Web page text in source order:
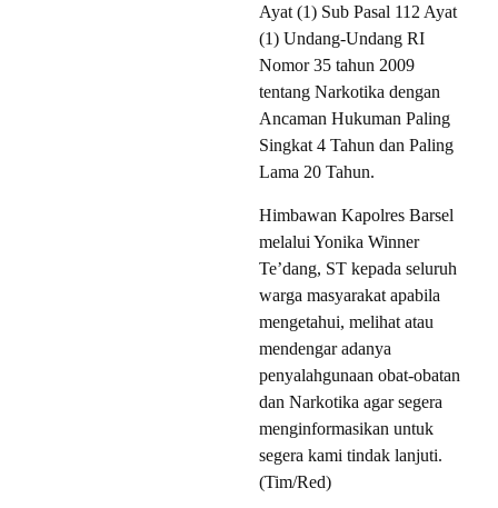
Ayat (1) Sub Pasal 112 Ayat
(1) Undang-Undang RI
Nomor 35 tahun 2009
tentang Narkotika dengan
Ancaman Hukuman Paling
Singkat 4 Tahun dan Paling
Lama 20 Tahun.
Himbawan Kapolres Barsel
melalui Yonika Winner
Te’dang, ST kepada seluruh
warga masyarakat apabila
mengetahui, melihat atau
mendengar adanya
penyalahgunaan obat-obatan
dan Narkotika agar segera
menginformasikan untuk
segera kami tindak lanjuti.
(Tim/Red)